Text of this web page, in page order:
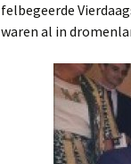
felbegeerde
waren al in